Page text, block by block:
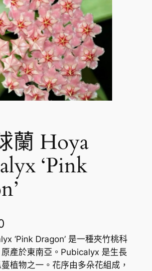
蘭 Hoya
‘Pink
‘Pink Dragon’ 是一種夾竹桃科
產於東南亞。Pubicalyx 是生長
植物之一。花序由多朵花組成，